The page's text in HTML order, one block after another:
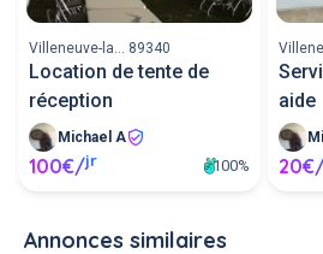
Villeneuve-la... 89340
Location de tente de
réception
Michael A
100€/jr 100%
aide
Annonces similaires